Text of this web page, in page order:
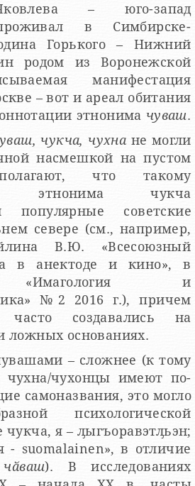
– юго-запад
в Симбирске-
Горького – Нижний
родом из Воронежской
манифестация
этнонима чуваш.
чукча, чухна не могли
насмешкой на пустом
что такому
этнонима чукча
популярные советские
севере (см., например,
В.Ю. «Всесоюзный
в анектоде и кино», в
«Имагология и
№2 2016 г.), причем
создавались на
ложных основаниях.
– сложнее (к тому
чухонцы имеют по-
самоназвания, это могло
психологической
чукча, я – ԓыгъоравэтԓьэн;
чӑваш). В исследованиях